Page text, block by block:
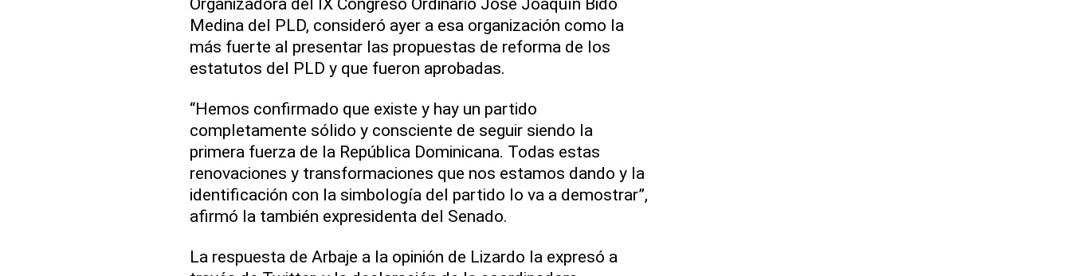
Medina del PLD, consideró ayer a esa organización como la
más fuerte al presentar las propuestas de reforma de los
estatutos del PLD y que fueron aprobadas.
“Hemos confirmado que existe y hay un partido
completamente sólido y consciente de seguir siendo la
primera fuerza de la República Dominicana. Todas estas
renovaciones y transformaciones que nos estamos dando y la
identificación con la simbología del partido lo va a demostrar”,
afirmó la también expresidenta del Senado.
La respuesta de Arbaje a la opinión de Lizardo la expresó a